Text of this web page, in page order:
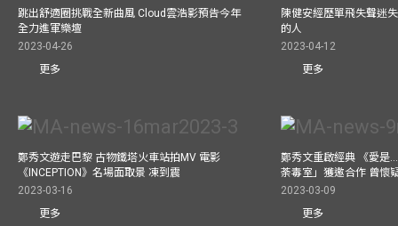
跳出舒適圈挑戰全新曲風 Cloud雲浩影預告今年
全力進軍樂壇
2023-04-26
更多
陳健安經歷單飛失聲迷
的人
2023-04-12
更多
鄭秀文遊走巴黎 古物鐵塔火車站拍MV 電影
《INCEPTION》名場面取景 凍到震
2023-03-16
更多
鄭秀文重啟經典 《愛是
荼毒室」獲邀合作 曾懷
2023-03-09
更多